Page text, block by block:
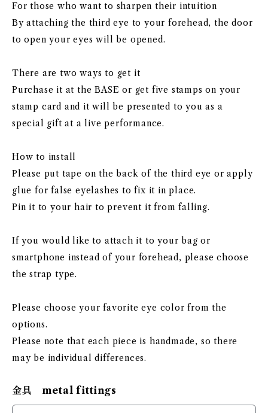
For those who want to sharpen their intuition
By attaching the third eye to your forehead, the door
to open your eyes will be opened.
There are two ways to get it
Purchase it at the BASE or get five stamps on your
stamp card and it will be presented to you as a
special gift at a live performance.
How to install
Please put tape on the back of the third eye or apply
glue for false eyelashes to fix it in place.
Pin it to your hair to prevent it from falling.
If you would like to attach it to your bag or
smartphone instead of your forehead, please choose
the strap type.
Please choose your favorite eye color from the
options.
Please note that each piece is handmade, so there
may be individual differences.
金具 metal fittings